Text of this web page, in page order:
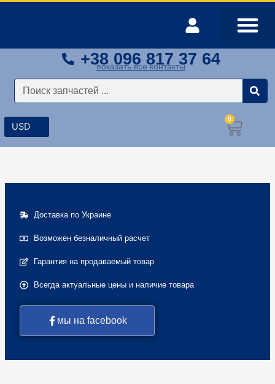
+38 096 817 37 64
показать все контакты
Поиск
0
Доставка по Украине
Возможен безналичный расчет
Гарантия на продаваемый товар
Всегда актуальные цены и наличие товара
мы на facebook